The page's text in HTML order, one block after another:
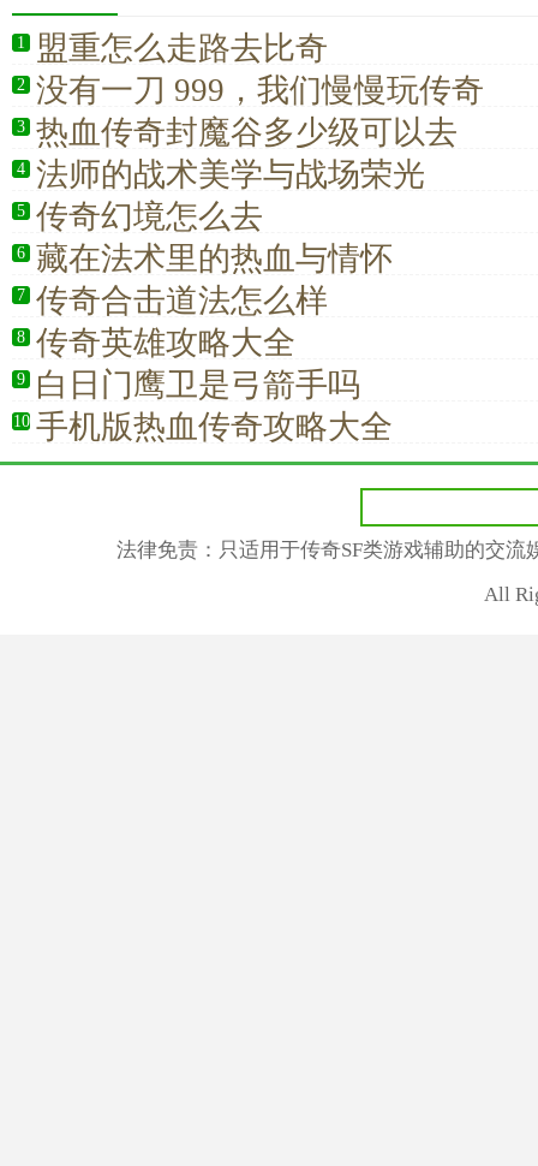
1 盟重怎么走路去比奇
2 没有一刀 999，我们慢慢玩传奇
3 热血传奇封魔谷多少级可以去
4 法师的战术美学与战场荣光
5 传奇幻境怎么去
6 藏在法术里的热血与情怀
7 传奇合击道法怎么样
8 传奇英雄攻略大全
9 白日门鹰卫是弓箭手吗
10 手机版热血传奇攻略大全
法律免责：只适用于传奇SF类游戏辅助的交
All